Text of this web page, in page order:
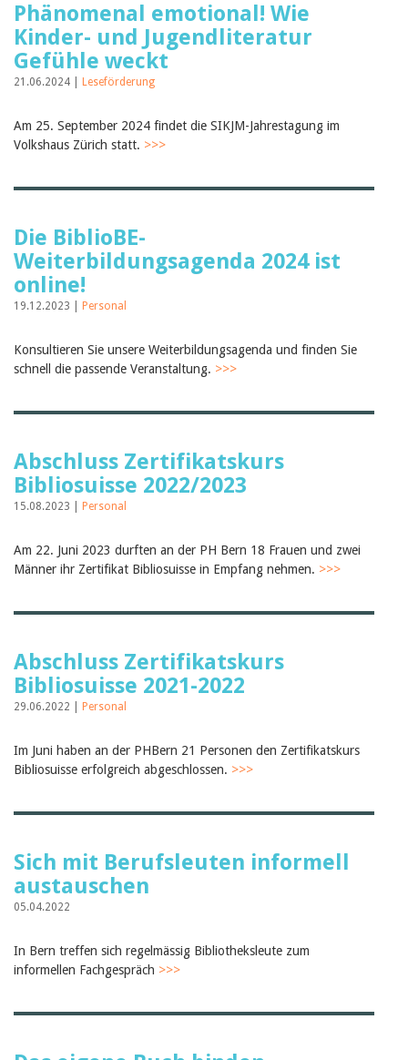
Phänomenal emotional! Wie
Kinder- und Jugendliteratur
Gefühle weckt
21.06.2024 | Leseförderung
Am 25. September 2024 findet die SIKJM-Jahrestagung im
Volkshaus Zürich statt. >>>
Die BiblioBE-
Weiterbildungsagenda 2024 ist
online!
19.12.2023 | Personal
Konsultieren Sie unsere Weiterbildungsagenda und finden Sie
schnell die passende Veranstaltung. >>>
Abschluss Zertifikatskurs
Bibliosuisse 2022/2023
15.08.2023 | Personal
Am 22. Juni 2023 durften an der PH Bern 18 Frauen und zwei
Männer ihr Zertifikat Bibliosuisse in Empfang nehmen. >>>
Abschluss Zertifikatskurs
Bibliosuisse 2021-2022
29.06.2022 | Personal
Im Juni haben an der PHBern 21 Personen den Zertifikatskurs
Bibliosuisse erfolgreich abgeschlossen. >>>
Sich mit Berufsleuten informell
austauschen
05.04.2022
In Bern treffen sich regelmässig Bibliotheksleute zum
informellen Fachgespräch >>>